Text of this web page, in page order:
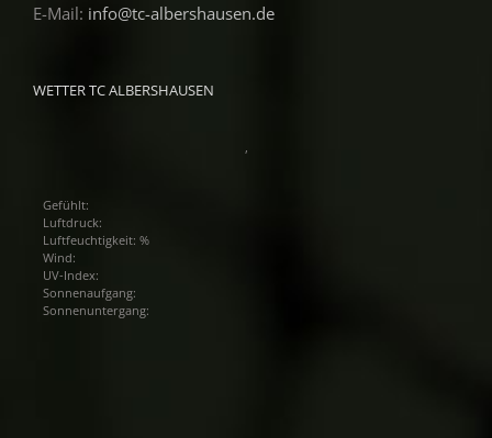
E-Mail: info@tc-albershausen.de
WETTER TC ALBERSHAUSEN
Gefühlt:
Luftdruck:
Luftfeuchtigkeit: %
Wind:
UV-Index:
Sonnenaufgang:
Sonnenuntergang: